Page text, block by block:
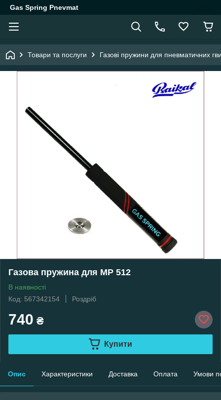
Gas Spring Pnevmat
Товари та послуги Газові пружини для пневматичних
Газова пружина для МР 512
В наявності
Код: 567342154
Роздріб
740 ₴
Купити
Опис Характеристики Доставка Оплата Умови